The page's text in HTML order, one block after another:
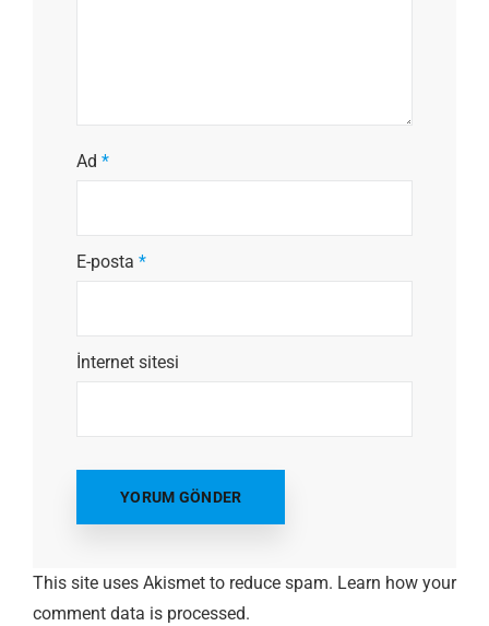
Ad *
E-posta *
İnternet sitesi
This site uses Akismet to reduce spam. Learn how your
comment data is processed.